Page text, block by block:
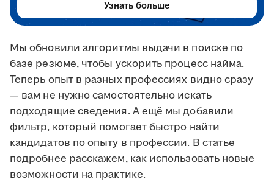
Мы обновили алгоритмы выдачи в поиске по
базе резюме, чтобы ускорить процесс найма.
Теперь опыт в разных профессиях видно сразу
— вам не нужно самостоятельно искать
подходящие сведения. А ещё мы добавили
фильтр, который помогает быстро найти
кандидатов по опыту в профессии. В статье
подробнее расскажем, как использовать новые
возможности на практике.
Узнать больше